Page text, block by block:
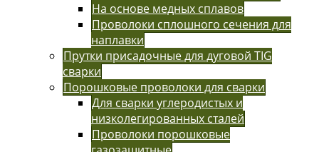
На основе медных сплавов
Проволоки сплошного сечения для
наплавки
Прутки присадочные для дуговой TIG
сварки
Порошковые проволоки для сварки
Для сварки углеродистых и
низколегированных сталей
Проволоки порошковые